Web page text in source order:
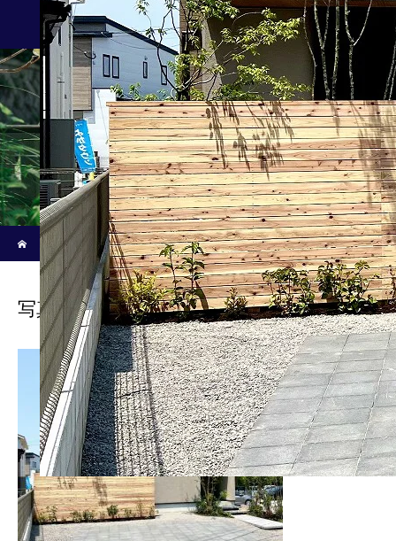
施工事例/Works
新着記事
ホーム
ブログ
写真 2023-06-20 午前11 09 38
写真 2023-06-20 午前11 09 38